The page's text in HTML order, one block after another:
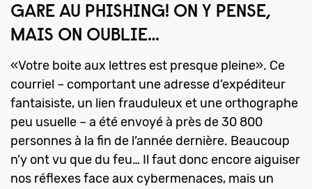
GARE AU PHISHING! ON Y PENSE,
MAIS ON OUBLIE…
«Votre boite aux lettres est presque pleine». Ce
courriel – comportant une adresse d’expéditeur
fantaisiste, un lien frauduleux et une orthographe
peu usuelle – a été envoyé à près de 30 800
personnes à la fin de l’année dernière. Beaucoup
n’y ont vu que du feu… Il faut donc encore aiguiser
nos réflexes face aux cybermenaces, mais un